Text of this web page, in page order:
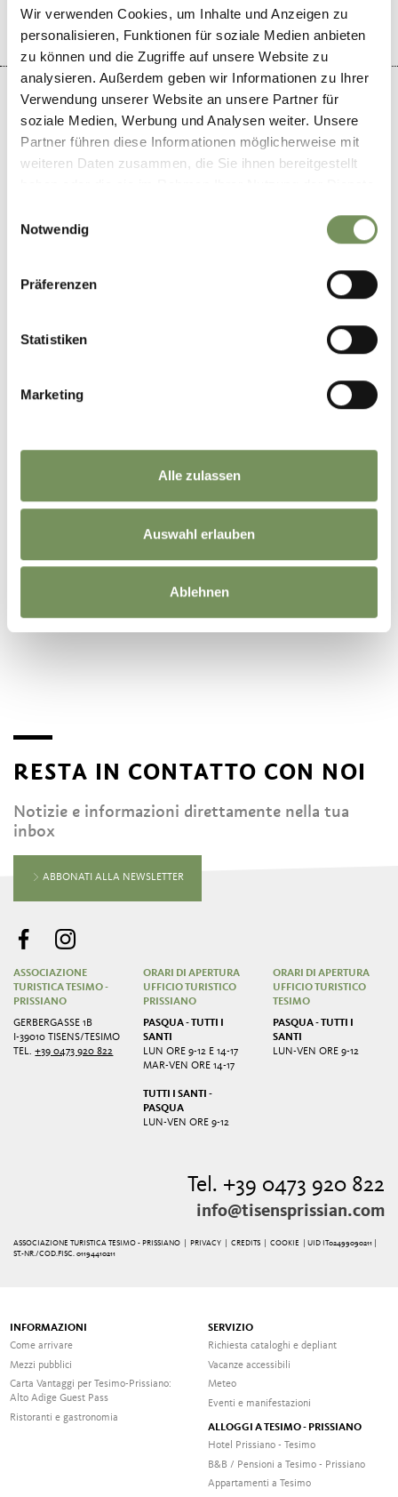
Wir verwenden Cookies, um Inhalte und Anzeigen zu
personalisieren, Funktionen für soziale Medien anbieten
zu können und die Zugriffe auf unsere Website zu
analysieren. Außerdem geben wir Informationen zu Ihrer
Verwendung unserer Website an unsere Partner für
soziale Medien, Werbung und Analysen weiter. Unsere
Partner führen diese Informationen möglicherweise mit
weiteren Daten zusammen, die Sie ihnen bereitgestellt
Notwendig
Präferenzen
Statistiken
Marketing
Alle zulassen
Auswahl erlauben
Ablehnen
+
RESTA IN CONTATTO CON NOI
Notizie e informazioni direttamente nella tua
inbox
ABBONATI ALLA NEWSLETTER
ASSOCIAZIONE
TURISTICA TESIMO -
PRISSIANO
GERBERGASSE 1B
I-39010 TISENS/TESIMO
TEL.+39 0473 920 822
ORARI DI APERTURA
UFFICIO TURISTICO
PRISSIANO
PASQUA - TUTTI I
SANTI
LUN ORE 9-12 E 14-17
MAR-VEN ORE 14-17
TUTTI I SANTI -
PASQUA
LUN-VEN ORE 9-12
ORARI DI APERTURA
UFFICIO TURISTICO
TESIMO
PASQUA - TUTTI I
SANTI
LUN-VEN ORE 9-12
Tel. +39 0473 920 822
info@tisensprissian.com
ASSOCIAZIONE TURISTICA TESIMO - PRISSIANO | PRIVACY |CREDITS |COOKIE
| UID IT02499090211 |
ST.-NR./COD.FISC. 01194410211
INFORMAZIONI
Come arrivare
Mezzi pubblici
Carta Vantaggi per Tesimo-Prissiano:
Alto Adige Guest Pass
Ristoranti e gastronomia
SERVIZIO
Richiesta cataloghi e depliant
Vacanze accessibili
Meteo
Eventi e manifestazioni
ALLOGGI A TESIMO - PRISSIANO
Hotel Prissiano - Tesimo
B&B / Pensioni a Tesimo - Prissiano
Appartamenti a Tesimo